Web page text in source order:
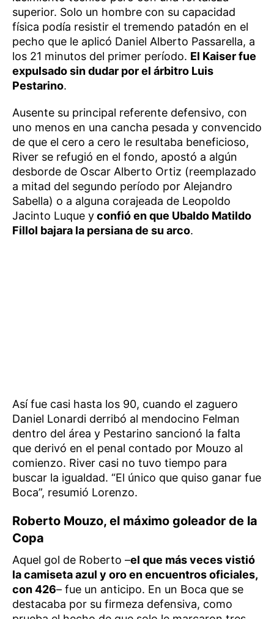
superior. Solo un hombre con su capacidad
física podía resistir el tremendo patadón en el
pecho que le aplicó Daniel Alberto Passarella, a
los 21 minutos del primer período. El Kaiser fue
expulsado sin dudar por el árbitro Luis
Pestarino.
Ausente su principal referente defensivo, con
uno menos en una cancha pesada y convencido
de que el cero a cero le resultaba beneficioso,
River se refugió en el fondo, apostó a algún
desborde de Oscar Alberto Ortiz (reemplazado
a mitad del segundo período por Alejandro
Sabella) o a alguna corajeada de Leopoldo
Jacinto Luque yconfió en que Ubaldo Matildo
Fillol bajara la persiana de su arco.
Así fue casi hasta los 90, cuando el zaguero
Daniel Lonardi derribó al mendocino Felman
dentro del área y Pestarino sancionó la falta
que derivó en el penal contado por Mouzo al
comienzo. River casi no tuvo tiempo para
buscar la igualdad. “El único que quiso ganar fue
Boca”, resumió Lorenzo.
Roberto Mouzo, el máximo goleador de la
Copa
Aquel gol de Roberto –el que más veces vistió
la camiseta azul y oro en encuentros oficiales,
con 426– fue un anticipo. En un Boca que se
destacaba por su firmeza defensiva, como